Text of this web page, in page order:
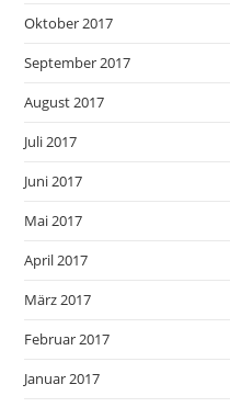
Oktober 2017
September 2017
August 2017
Juli 2017
Juni 2017
Mai 2017
April 2017
März 2017
Februar 2017
Januar 2017